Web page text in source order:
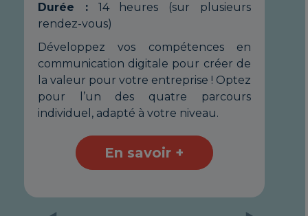
Durée :14 heures (sur plusieurs
rendez-vous)
Développez vos compétences en
communication digitale pour créer de
la valeur pour votre entreprise ! Optez
pour l’un des quatre parcours
individuel, adapté à votre niveau.
En savoir +